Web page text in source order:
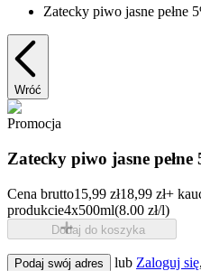
Zatecky piwo jasne pełne
Wróć
Promocja
Zatecky piwo jasne
Cena brutto15,99 zł18,99 zł+
produkcie4x500ml(8.00 zł/l)
Dodaj do koszyka
Podaj swój adres lub Zaloguj się